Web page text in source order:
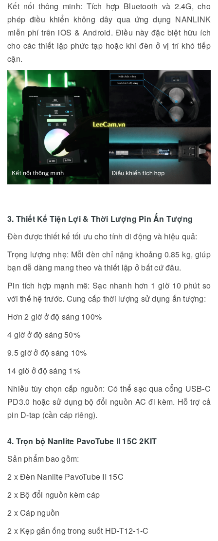
Kết nối thông minh: Tích hợp Bluetooth và 2.4G, cho
phép điều khiển không dây qua ứng dụng NANLINK
miễn phí trên iOS & Android. Điều này đặc biệt hữu ích
cho các thiết lập phức tạp hoặc khi đèn ở vị trí khó tiếp
cận.
3. Thiết Kế Tiện Lợi & Thời Lượng Pin Ấn Tượng
Đèn được thiết kế tối ưu cho tính di động và hiệu quả:
Trọng lượng nhẹ: Mỗi đèn chỉ nặng khoảng 0.85 kg, giúp
bạn dễ dàng mang theo và thiết lập ở bất cứ đâu.
Pin tích hợp mạnh mẽ: Sạc nhanh hơn 1 giờ 10 phút so
với thế hệ trước. Cung cấp thời lượng sử dụng ấn tượng:
Hơn 2 giờ ở độ sáng 100%
4 giờ ở độ sáng 50%
9.5 giờ ở độ sáng 10%
14 giờ ở độ sáng 1%
Nhiều tùy chọn cấp nguồn: Có thể sạc qua cổng USB-C
PD3.0 hoặc sử dụng bộ đổi nguồn AC đi kèm. Hỗ trợ cả
pin D-tap (cần cáp riêng).
4. Trọn bộ Nanlite PavoTube II 15C 2KIT
Sản phẩm bao gồm:
2 x Đèn Nanlite PavoTube II 15C
2 x Bộ đổi nguồn kèm cáp
2 x Cáp nguồn
2 x Kẹp gắn ống trong suốt HD-T12-1-C